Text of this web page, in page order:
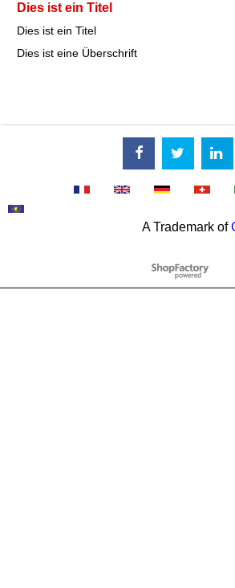
Dies ist ein Titel
Dies ist ein Titel
Dies ist eine Überschrift
A Trademark of
WebShop erstellt mit
ShopFactory Shop